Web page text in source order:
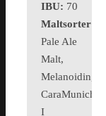
IBU: 70
Maltsorter:
Pale Ale
Malt,
Melanoidin,
CaraMunich
I